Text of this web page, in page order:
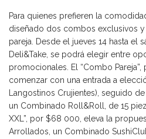
Para quienes prefieren la
diseñado dos combos exclusivos
pareja. Desde el jueves 14 hasta el
Deli&Take, se podrá elegir entre
promocionales. El “Combo
comenzar con una entrada a
Langostinos Crujientes), seguido
un Combinado Roll&Roll, de 15
XXL”, por $68 000, eleva la
Arrollados, un Combinado